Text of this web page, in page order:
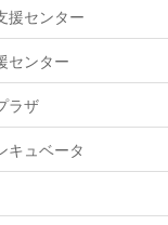
援センター
センター
ラザ
キュベータ